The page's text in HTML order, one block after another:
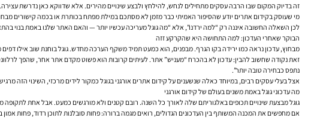
זה בדיוק המקום שבו הרבה עסקים מתחילים לנחש, להילחץ ולבצע שינויים מהירים. אלא שדווקא כאן נדרשת עצירה.
מי שעוסק בקידום אתרים יודע שהסיפור האמיתי כבר מזמן לא מסתכם במילת מפתח בכותרת או בכמה קישורים
לכן השאלה החשובה איננה רק “למה ירדנו”, אלא “מה גוגל מעריכה עכשיו יותר — והאם האתר שלנו באמת בנוי
הבוקר שאחרי העדכון: למה התחושה היא שהקרקע זזה
מבחוץ, עדכון נראה כמו ירידה בקו הגרף. מבפנים, הוא כמעט תמיד משקף הערכה מחדש. גוגל בוחנת שוב אילו דפים
זאת נקודה שחשוב להבין: עדכון לא בהכרח “מעניש” אתר. לעיתים קרובות הוא פשוט מקדם אתר אחר, שהפך
נתפס כבחירה טובה יותר”.
אצל בעלי עסקים רבים, במיוחד כאלה שנשענים על קידום אתרים אורגני בגוגל כמקור לידים מרכזי, השינוי הזה
מה עדכוני גוגל באמת משנים בעולם של קידום אורגני
גוגל מבצעת שינויים תכופים באלגוריתם שלה לאורך כל השנה. רובם קטנים ולא מורגשים כמעט. אבל אחת לתקופה
אם מחפשים את המכנה המשותף בין העדכונים הגדולים, רואים מגמה ברורה: פחות סובלנות לתוכן רדוד, פחות